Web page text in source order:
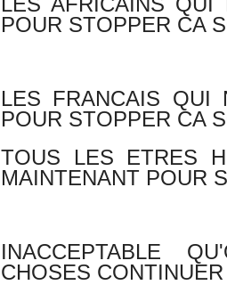
POUR STOPPER CA
LES FRANCAIS QUI
POUR STOPPER CA
TOUS LES ETRES
MAINTENANT POUR
INACCEPTABLE
CHOSES CONTINUER